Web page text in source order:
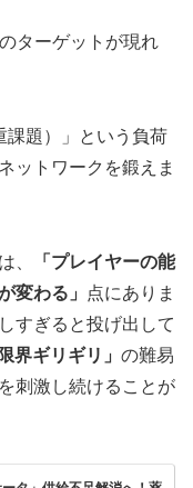
ターゲットが現れ
課題）」という負荷
ットワークを鍛えま
「プレイヤーの能
変わる」 点にありま
すぎると投げ出して
界ギリギリ」 の難易
刺激し続けることが